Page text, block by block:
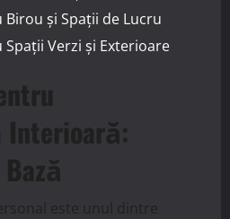
și Spații de Lucru
Verzi și Exterioare
Interioară:
este unul dintre